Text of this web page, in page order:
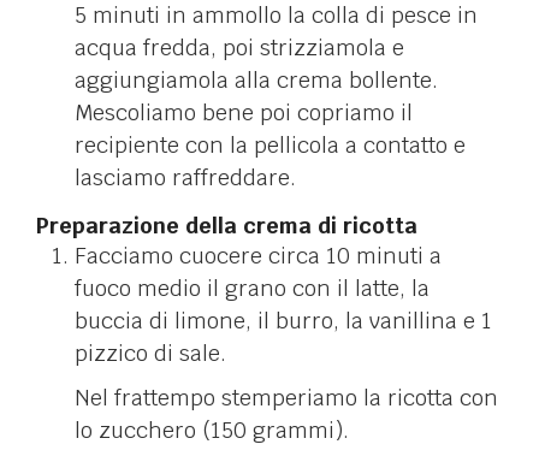
5 minuti in ammollo la colla di pesce in
acqua fredda, poi strizziamola e
aggiungiamola alla crema bollente.
Mescoliamo bene poi copriamo il
recipiente con la pellicola a contatto e
lasciamo raffreddare.
Preparazione della crema di ricotta
Facciamo cuocere circa 10 minuti a
fuoco medio il grano con il latte, la
buccia di limone, il burro, la vanillina e 1
pizzico di sale.
Nel frattempo stemperiamo la ricotta con
lo zucchero (150 grammi).